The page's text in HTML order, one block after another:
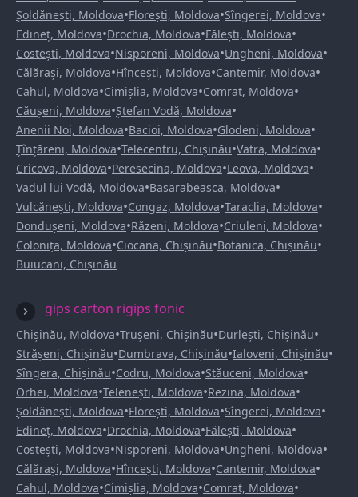
Șoldănești, Moldova•Florești, Moldova•Sîngerei, Moldova•
Edineț, Moldova•Drochia, Moldova•Fălești, Moldova•
Costești, Moldova•Nisporeni, Moldova•Ungheni, Moldova•
Călărași, Moldova•Hîncești, Moldova•Cantemir, Moldova•
Cahul, Moldova•Cimișlia, Moldova•Comrat, Moldova•
Căușeni, Moldova•Ștefan Vodă, Moldova•
Anenii Noi, Moldova•Bacioi, Moldova•Glodeni, Moldova•
Țînțăreni, Moldova•Telecentru, Chișinău•Vatra, Moldova•
Cricova, Moldova•Peresecina, Moldova•Leova, Moldova•
Vadul lui Vodă, Moldova•Basarabeasca, Moldova•
Vulcănești, Moldova•Congaz, Moldova•Taraclia, Moldova•
Dondușeni, Moldova•Răzeni, Moldova•Criuleni, Moldova•
Colonița, Moldova•Ciocana, Chișinău•Botanica, Chișinău•
Buiucani, Chișinău
gips carton rigips fonic
Chișinău, Moldova•Trușeni, Chișinău•Durlești, Chișinău•
Strășeni, Chișinău•Dumbrava, Chișinău•Ialoveni, Chișinău•
Sîngera, Chișinău•Codru, Moldova•Stăuceni, Moldova•
Orhei, Moldova•Telenești, Moldova•Rezina, Moldova•
Șoldănești, Moldova•Florești, Moldova•Sîngerei, Moldova•
Edineț, Moldova•Drochia, Moldova•Fălești, Moldova•
Costești, Moldova•Nisporeni, Moldova•Ungheni, Moldova•
Călărași, Moldova•Hîncești, Moldova•Cantemir, Moldova•
Cahul, Moldova•Cimișlia, Moldova•Comrat, Moldova•